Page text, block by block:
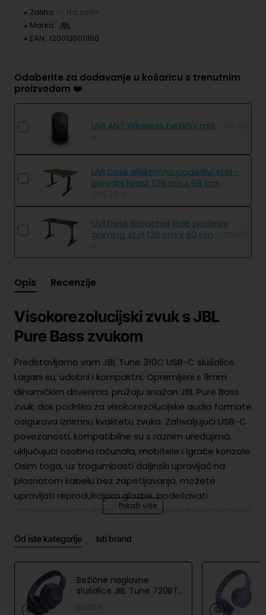
Zaliha:
✅ Na zalihi
Marka: JBL
EAN: 1200130011160
Odaberite za dodavanje u košaricu s trenutnim
proizvodom ❤️
UVI ANT Wireless bežični miš - 59.90
€
UVI Desk električno podesivi stol -
prirodni hrast 139 cm x 68 cm -
516.30 €
UVI Desk Breacher RGB podesiv
gaming stol 136 cm x 60 cm - 129.00
€
Opis Recenzije
Visokorezolucijski zvuk s JBL
Pure Bass zvukom
Predstavljamo vam JBL Tune 310C USB-C slušalice.
Lagani su, udobni i kompaktni. Opremljeni s 9mm
dinamičkim driverima, pružaju snažan JBL Pure Bass
zvuk, dok podrška za visokorezolucijske audio formate
osigurava iznimnu kvalitetu zvuka. Zahvaljujući USB-C
povezanosti, kompatibilne su s raznim uređajima,
uključujući osobna računala, mobitele i igraće konzole.
Osim toga, uz trogumbasti daljinski upravljač na
plosnatom kabelu bez zapetljavanja, možete
upravljati reprodukcijom glazbe, podešavati
glasnoću, prilagođavati EQ postavke i obavljati pozive
vašim svakodnevnim pratiteljem na poslu, kod kuće ili
Sigurnost proizvoda
Od iste kategorije Isti brand
Bežične naglavne
slušalice JBL Tune 720BT
Plave boje
67.82 €